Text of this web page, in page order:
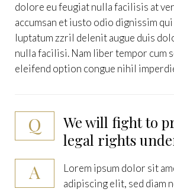
dolore eu feugiat nulla facilisis at
accumsan et iusto odio dignissim
luptatum zzril delenit augue duis
nulla facilisi. Nam liber tempor cum
eleifend option congue nihil
Q
We will fight to
legal rights
A
Lorem ipsum dolor sit
adipiscing elit, sed diam